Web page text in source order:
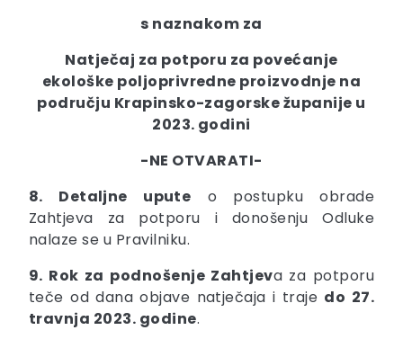
s naznakom za
Natječaj za potporu za povećanje
ekološke poljoprivredne proizvodnje na
području Krapinsko-zagorske županije u
2023. godini
-NE OTVARATI-
8. Detaljne upute o postupku obrade
Zahtjeva za potporu i donošenju Odluke
nalaze se u Pravilniku.
9. Rok za podnošenje Zahtjeva za potporu
teče od dana objave natječaja i traje do 27.
travnja 2023. godine.